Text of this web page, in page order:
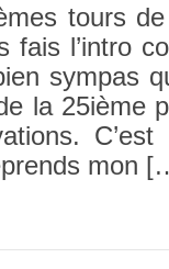
tours
l’intro
sym­pas
la 25ième
mon